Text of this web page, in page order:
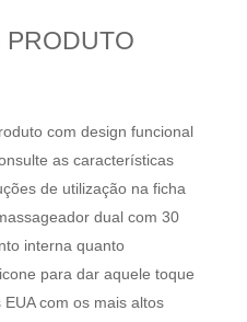
PRODUTO
com design funcional
as características
de utilização na ficha
dual com 30
interna quanto
para dar aquele toque
com os mais altos